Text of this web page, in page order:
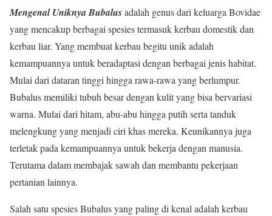
Mengenal Uniknya Bubalusadalah genus dari keluarga Bovidae
yang mencakup berbagai spesies termasuk kerbau domestik dan
kerbau liar. Yang membuat kerbau begitu unik adalah
kemampuannya untuk beradaptasi dengan berbagai jenis habitat.
Mulai dari dataran tinggi hingga rawa-rawa yang berlumpur.
Bubalus memiliki tubuh besar dengan kulit yang bisa bervariasi
warna. Mulai dari hitam, abu-abu hingga putih serta tanduk
melengkung yang menjadi ciri khas mereka. Keunikannya juga
terletak pada kemampuannya untuk bekerja dengan manusia.
Terutama dalam membajak sawah dan membantu pekerjaan
pertanian lainnya.
Salah satu spesies Bubalus yang paling di kenal adalah kerbau